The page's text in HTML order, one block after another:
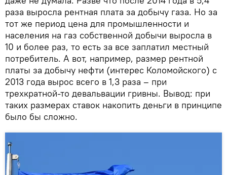
раза выросла рентная плата за добычу газа. Но за
тот же период цена для промышленности и
населения на газ собственной добычи выросла в
10 и более раз, то есть за все заплатил местный
потребитель. А вот, например, размер рентной
платы за добычу нефти (интерес Коломойского) с
2013 года вырос всего в 1,3 раза – при
трехкратной-то девальвации гривны. Вывод: при
таких размерах ставок накопить деньги в принципе
было бы сложно.